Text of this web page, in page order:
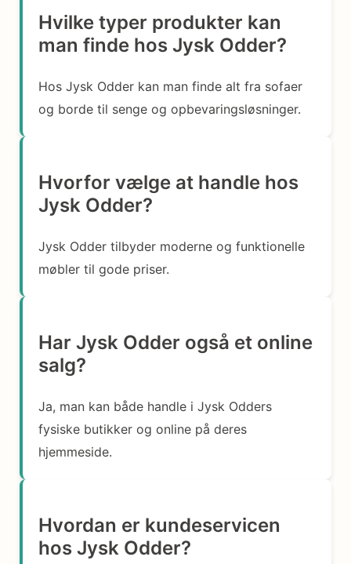
Hvilke typer produkter kan
man finde hos Jysk Odder?
Hos Jysk Odder kan man finde alt fra sofaer
og borde til senge og opbevaringsløsninger.
Hvorfor vælge at handle hos
Jysk Odder?
Jysk Odder tilbyder moderne og funktionelle
møbler til gode priser.
Har Jysk Odder også et online
salg?
Ja, man kan både handle i Jysk Odders
fysiske butikker og online på deres
hjemmeside.
Hvordan er kundeservicen
hos Jysk Odder?